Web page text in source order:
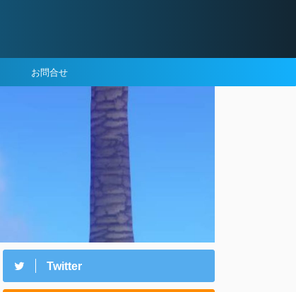
お問合せ
Twitter